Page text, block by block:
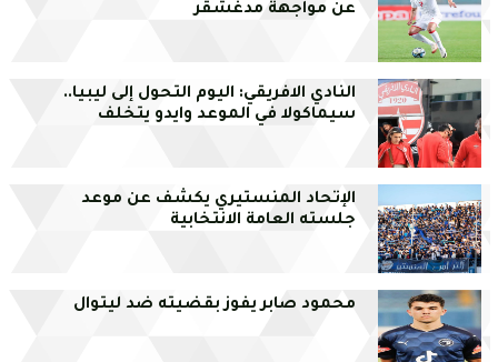
عن مواجهة مدغشقر
النادي الافريقي: اليوم التحول إلى ليبيا..
سيماكولا في الموعد وايدو يتخلف
الإتحاد المنستيري يكشف عن موعد
جلسته العامة الانتخابية
محمود صابر يفوز بقضيته ضد ليتوال